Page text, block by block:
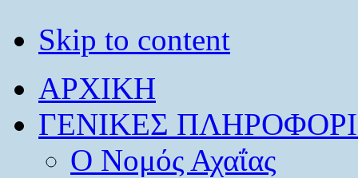
Skip to content
ΑΡΧΙΚΗ
ΓΕΝΙΚΕΣ
O Νομός Αχαΐας